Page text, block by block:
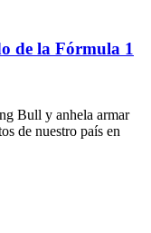
de la Fórmula 1
Bull y anhela armar
de nuestro país en